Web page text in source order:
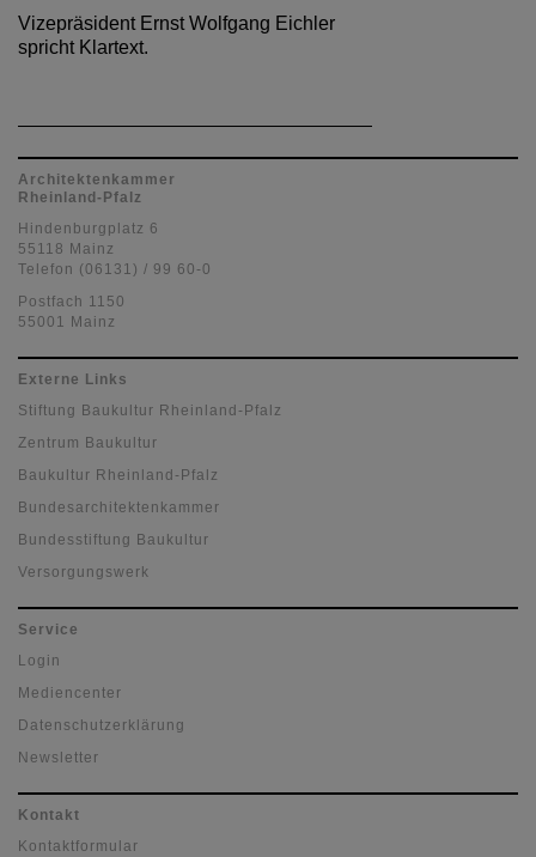
Vizepräsident Ernst Wolfgang Eichler
spricht Klartext.
Architektenkammer
Rheinland-Pfalz
Hindenburgplatz 6
55118 Mainz
Telefon (06131) / 99 60-0
Postfach 1150
55001 Mainz
Externe Links
Stiftung Baukultur Rheinland-Pfalz
Zentrum Baukultur
Baukultur Rheinland-Pfalz
Bundesarchitektenkammer
Bundesstiftung Baukultur
Versorgungswerk
Service
Login
Mediencenter
Datenschutzerklärung
Newsletter
Kontakt
Kontaktformular